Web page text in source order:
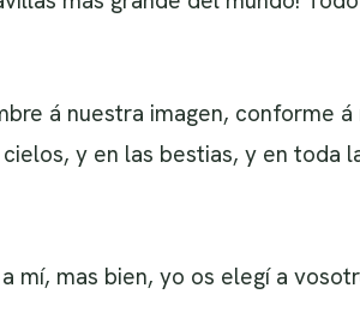
á nuestra imagen, conforme
y en las bestias, y en toda
mí, mas bien, yo os elegí a